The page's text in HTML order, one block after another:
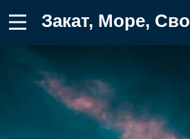
Закат, Море, Свобода, Мужчина, Темные Обои на телефон